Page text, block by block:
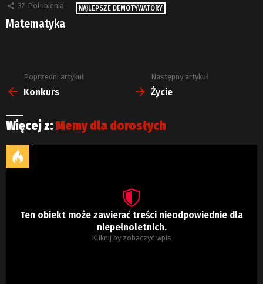
37 Polubienia NAJLEPSZE DEMOTYWATORY
Matematyka
Zobacz
więcej
Poprzedni artykuł
Konkurs
Następny artykuł
Życie
Więcej z: Memy dla dorosłych
Ten obiekt może zawierać treści nieodpowiednie dla
niepełnoletnich.
Kliknij by zobaczyć wpis